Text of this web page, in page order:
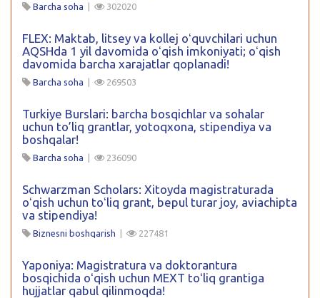
Barcha soha | 302020
FLEX: Maktab, litsey va kollej oʻquvchilari uchun
AQSHda 1 yil davomida oʻqish imkoniyati; oʻqish
davomida barcha xarajatlar qoplanadi!
Barcha soha | 269503
Turkiye Burslari: barcha bosqichlar va sohalar
uchun to’liq grantlar, yotoqxona, stipendiya va
boshqalar!
Barcha soha | 236090
Schwarzman Scholars: Xitoyda magistraturada
oʻqish uchun toʻliq grant, bepul turar joy, aviachipta
va stipendiya!
Biznesni boshqarish | 227481
Yaponiya: Magistratura va doktorantura
bosqichida oʻqish uchun MEXT toʻliq grantiga
hujjatlar qabul qilinmoqda!